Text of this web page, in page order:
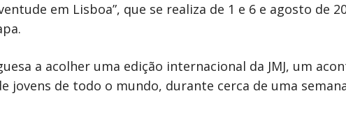
em Lisboa”, que se realiza de 1 e 6 e agosto de
a acolher uma edição internacional da JMJ, um
jovens de todo o mundo, durante cerca de uma